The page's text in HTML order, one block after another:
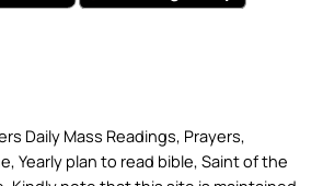
Daily Mass Readings, Prayers,
Yearly plan to read bible, Saint of the